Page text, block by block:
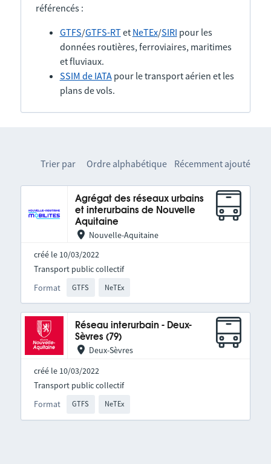
référencés :
GTFS/GTFS-RTet NeTEx/SIRI pour les
données routières, ferroviaires, maritimes
et fluviaux.
SSIM de IATApour le transport aérien et les
plans de vols.
Trier par Ordre alphabétique Récemment ajouté
Agrégat des réseaux urbains
et interurbains de Nouvelle
Aquitaine
Nouvelle-Aquitaine
créé le 10/03/2022
Format GTFS NeTEx
Transport public collectif
Réseau interurbain - Deux-
Sèvres (79)
Deux-Sèvres
créé le 10/03/2022
Format GTFS NeTEx
Transport public collectif